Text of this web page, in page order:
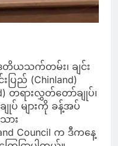
ဒုတိယသက်တမ်း၊ ချင်း
ပြည် (Chinland)
တရားလွှတ်တော်ချုပ်၊
ချုပ် များကို ခန့်အပ်
ား
Council က ဒီကနေ့